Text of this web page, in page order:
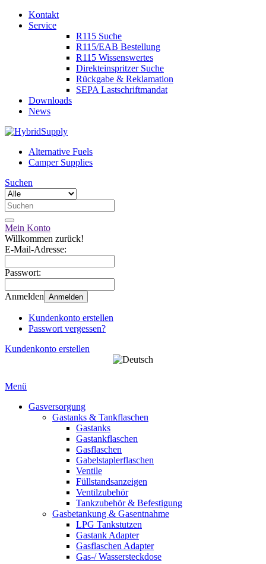
Kontakt
Service
R115 Suche
R115/EAB Bestellung
R115 Wissenswertes
Direkteinspritzer Suche
Rückgabe & Reklamation
SEPA Lastschriftmandat
Downloads
News
Alternative Fuels
Camper Supplies
Suchen
Mein Konto
Willkommen zurück!
E-Mail-Adresse:
Passwort:
Anmelden Anmelden
Kundenkonto erstellen
Passwort vergessen?
Kundenkonto erstellen
Menü
Gasversorgung
Gastanks & Tankflaschen
Gastanks
Gastankflaschen
Gasflaschen
Gabelstaplerflaschen
Ventile
Füllstandsanzeigen
Ventilzubehör
Tankzubehör & Befestigung
Gasbetankung & Gasentnahme
LPG Tankstutzen
Gastank Adapter
Gasflaschen Adapter
Gas-/ Wassersteckdose